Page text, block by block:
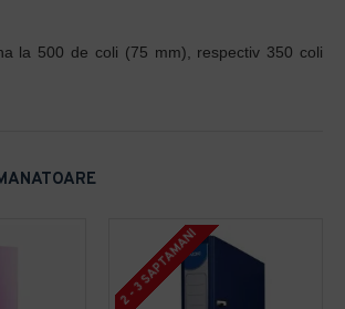
2 - 3 SAPTAMANI
la 500 de coli (75 mm), respectiv 350 coli